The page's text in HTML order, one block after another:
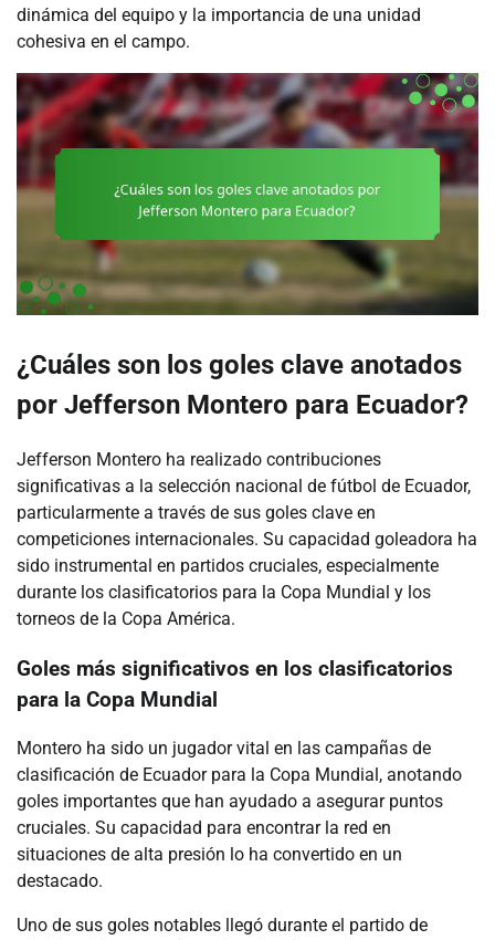
dinámica del equipo y la importancia de una unidad
cohesiva en el campo.
¿Cuáles son los goles clave anotados
por Jefferson Montero para Ecuador?
Jefferson Montero ha realizado contribuciones
significativas a la selección nacional de fútbol de Ecuador,
particularmente a través de sus goles clave en
competiciones internacionales. Su capacidad goleadora ha
sido instrumental en partidos cruciales, especialmente
durante los clasificatorios para la Copa Mundial y los
torneos de la Copa América.
Goles más significativos en los clasificatorios
para la Copa Mundial
Montero ha sido un jugador vital en las campañas de
clasificación de Ecuador para la Copa Mundial, anotando
goles importantes que han ayudado a asegurar puntos
cruciales. Su capacidad para encontrar la red en
situaciones de alta presión lo ha convertido en un
destacado.
Uno de sus goles notables llegó durante el partido de